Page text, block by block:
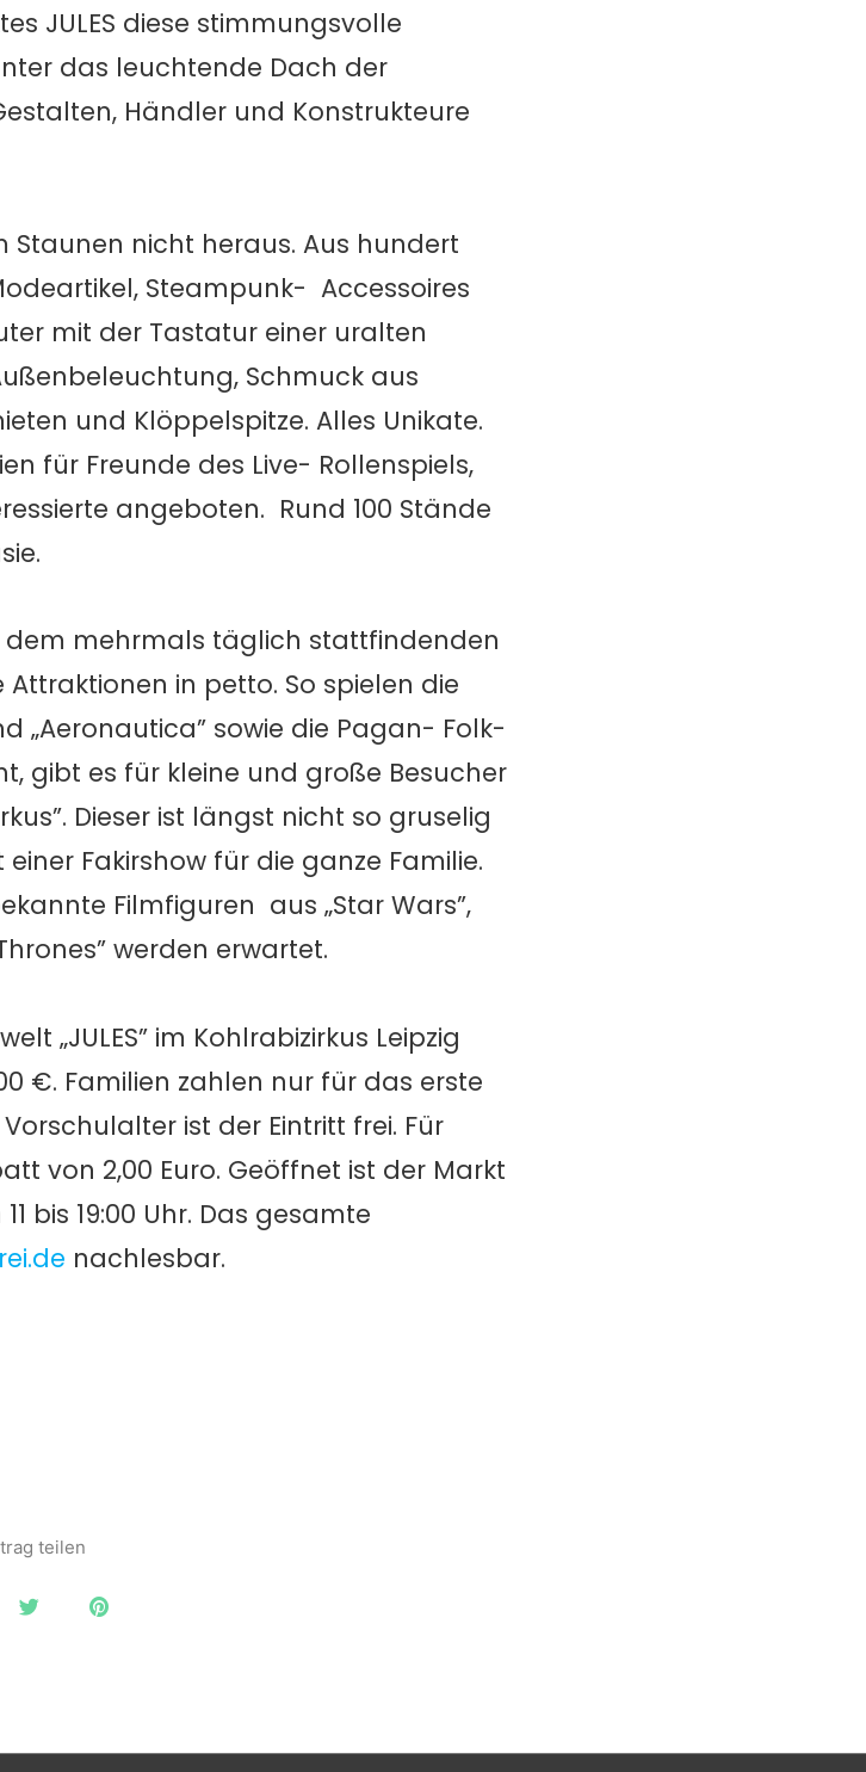
JULES diese stimmungsvolle
das leuchtende Dach der
Händler und Konstrukteure
nicht heraus. Aus hundert
Steampunk- Accessoires
mit der Tastatur einer uralten
Schmuck aus
und Klöppelspitze. Alles Unikate.
für Freunde des Live- Rollenspiels,
angeboten. Rund 100 Stände
mehrmals täglich stattfindenden
in petto. So spielen die
„Aeronautica” sowie die Pagan- Folk-
gibt es für kleine und große Besucher
Dieser ist längst nicht so gruselig
Fakirshow für die ganze Familie.
Filmfiguren aus „Star Wars”,
werden erwartet.
„JULES” im Kohlrabizirkus Leipzig
€. Familien zahlen nur für das erste
ist der Eintritt frei. Für
von 2,00 Euro. Geöffnet ist der Markt
bis 19:00 Uhr. Das gesamte
nachlesbar.
teilen